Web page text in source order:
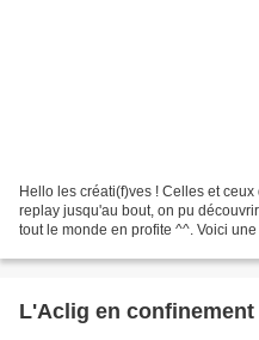
Hello les créati(f)ves ! Celles et
replay jusqu'au bout, on pu
tout le monde en profite ^^. Voici
L'Aclig en confinement